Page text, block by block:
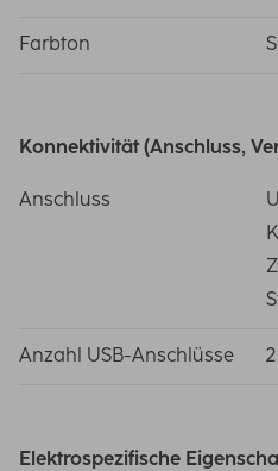
Farbton
Konnektivität (Anschluss,
Anschluss
Anzahl USB-Anschlüsse 2
Elektrospezifische